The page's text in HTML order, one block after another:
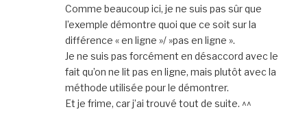
Comme beaucoup ici, je ne suis pas sûr que
l’exemple démontre quoi que ce soit sur la
différence « en ligne »/ »pas en ligne ».
Je ne suis pas forcément en désaccord avec le
fait qu’on ne lit pas en ligne, mais plutôt avec la
méthode utilisée pour le démontrer.
Et je frime, car j’ai trouvé tout de suite. ^^